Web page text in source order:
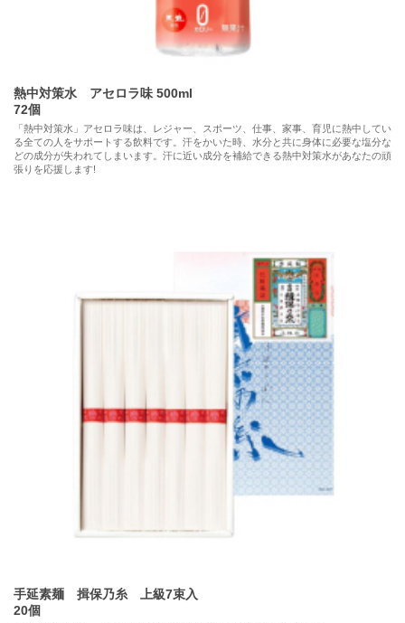
熱中対策水 アセロラ味 500ml
72個
「熱中対策水」アセロラ味は、レジャー、スポーツ、仕事、家事、育児に熱中してい
る全ての人をサポートする飲料です。汗をかいた時、水分と共に身体に必要な塩分な
どの成分が失われてしまいます。汗に近い成分を補給できる熱中対策水があなたの頑
張りを応援します!
手延素麺 揖保乃糸 上級7束入
20個